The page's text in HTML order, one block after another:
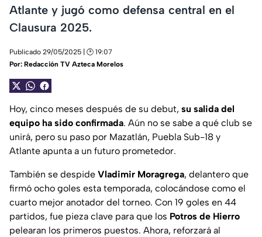
Atlante y jugó como defensa central en el
Clausura 2025.
Publicado 29/05/2025 | 🕑 19:07
Por: Redacción TV Azteca Morelos
Hoy, cinco meses después de su debut, su salida del
equipo ha sido confirmada. Aún no se sabe a qué club se
unirá, pero su paso por Mazatlán, Puebla Sub-18 y
Atlante apunta a un futuro prometedor.
También se despide Vladimir Moragrega, delantero que
firmó ocho goles esta temporada, colocándose como el
cuarto mejor anotador del torneo. Con 19 goles en 44
partidos, fue pieza clave para que los Potros de Hierro
pelearan los primeros puestos. Ahora, reforzará al